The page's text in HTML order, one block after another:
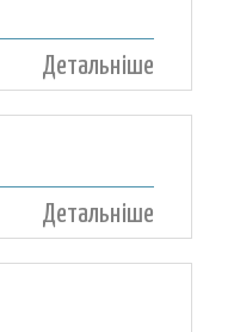
Детальніше
Детальніше